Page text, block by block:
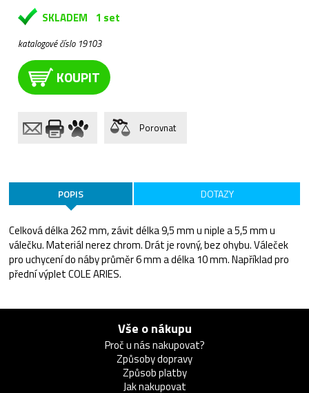
SKLADEM 1 set
katalogové číslo 19103
KOUPIT
Porovnat
POPIS DOTAZY
Celková délka 262 mm, závit délka 9,5 mm u niple a 5,5 mm u
válečku. Materiál nerez chrom. Drát je rovný, bez ohybu. Váleček
pro uchycení do náby průměr 6 mm a délka 10 mm. Například pro
přední výplet COLE ARIES.
Vše o nákupu
Proč u nás nakupovat?
Způsoby dopravy
Způsob platby
Jak nakupovat